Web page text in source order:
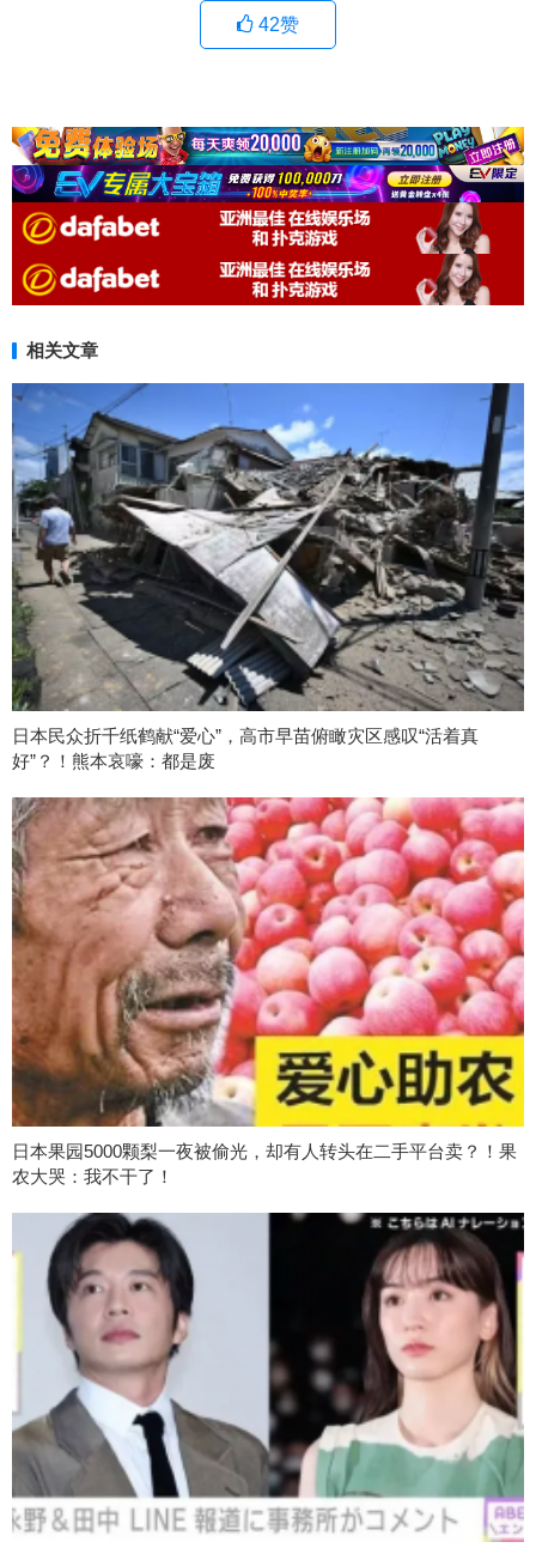
42赞
相关文章
日本民众折千纸鹤献“爱心”，高市早苗俯瞰灾区感叹“活着真
好”？！熊本哀嚎：都是废
日本果园5000颗梨一夜被偷光，却有人转头在二手平台卖？！果
农大哭：我不干了！